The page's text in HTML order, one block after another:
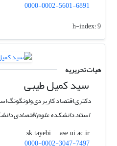
0000-0002-5601-6891
h-index:9
هیات تحریریه
سید کمیل طیبی
دکتری,اقتصاد
استاد دانشکده علوم اقتصادی
sk.tayebi
ase.ui.ac.ir
0000-0002-3047-7497